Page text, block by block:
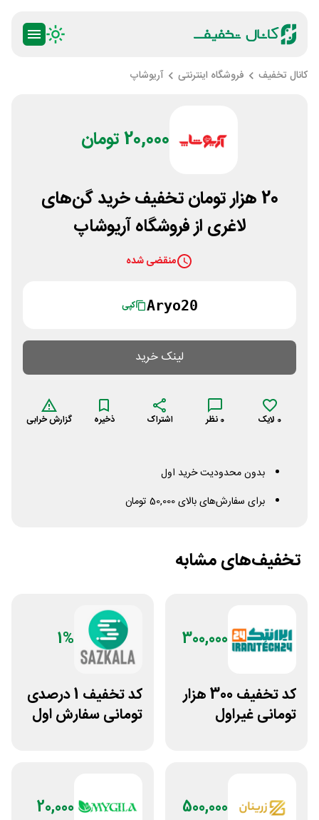
کانال تخفیف فروشگاه اینترنتی آریوشاپ
20,000 تومان
20 هزار تومان تخفیف خرید گن‌های
لاغری از فروشگاه آریوشاپ
منقضی شده
Aryo20 کپی
لینک خرید
0 لایک 0 نظر اشتراک ذخیره گزارش خرابی
بدون محدودیت خرید اول
برای سفارش‌های بالای 50,000 تومان
تخفیف‌های مشابه
300,000
کد تخفیف 300 هزار
تومانی غیراول
1%
کد تخفیف 1 درصدی
تومانی سفارش اول
500,000
20,000